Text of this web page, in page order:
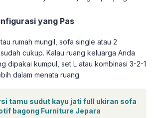
yang Pas
rumah mungil, sofa single atau 2
cukup. Kalau ruang keluarga Anda
dipakai kumpul, set L atau kombinasi 3-2-1
dalam menata ruang.
tamu sudut kayu jati full ukiran sofa
bagong Furniture Jepara